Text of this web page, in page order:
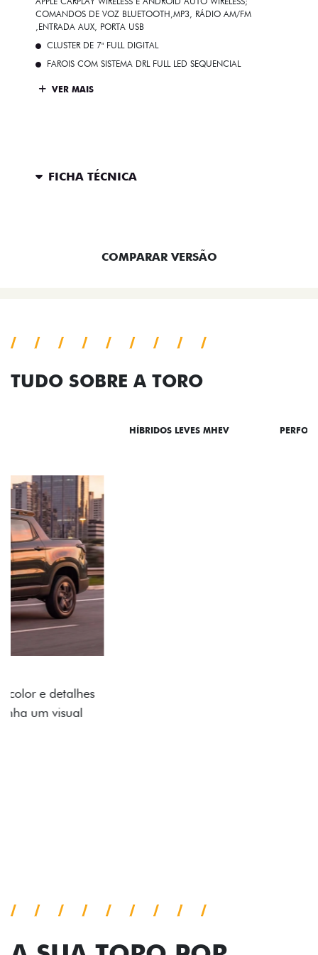
COMANDOS DE VOZ BLUETOOTH,MP3, RÁDIO AM/FM
,ENTRADA AUX, PORTA USB
CLUSTER DE 7" FULL DIGITAL
FAROIS COM SISTEMA DRL FULL LED SEQUENCIAL
VER MAIS
FICHA TÉCNICA
COMPARAR VERSÃO
TUDO SOBRE A TORO
HÍBRIDOS LEVES MHEV
Os adesivos aplicados no capô e nas laterais
reforçam a identidade única dessa edição para lá de
TODOS OS ÂNGULOS